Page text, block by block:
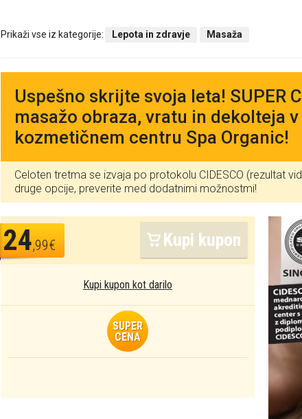
Prikaži vse iz kategorije: Lepota in zdravje Masaža
Uspešno skrijte svoja leta! SUPER
masažo obraza, vratu in dekolteja
kozmetičnem centru Spa Organic!
Celoten tretma se izvaja po protokolu CIDESCO (rezultat
druge opcije, preverite med dodatnimi možnostmi!
24,99€ Kupi kupon
Kupi kupon kot darilo
SUPER
CENA